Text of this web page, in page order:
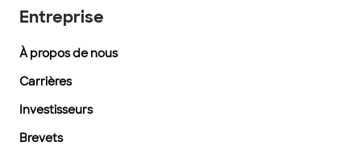
Entreprise
À propos de nous
Carrières
Investisseurs
Brevets